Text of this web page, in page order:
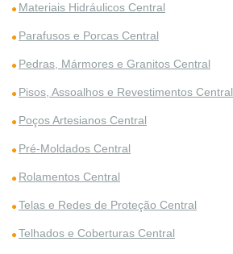
Materiais Hidráulicos Central
Parafusos e Porcas Central
Pedras, Mármores e Granitos Central
Pisos, Assoalhos e Revestimentos Central
Poços Artesianos Central
Pré-Moldados Central
Rolamentos Central
Telas e Redes de Proteção Central
Telhados e Coberturas Central